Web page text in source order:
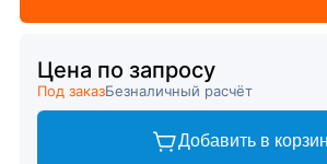
Цена по запросу
Под заказБезналичный расчёт
Добавить в